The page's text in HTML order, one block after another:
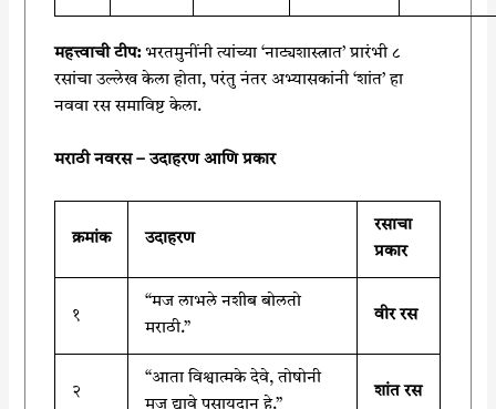
महत्त्वाची टीप:भरतमुनींनी त्यांच्या ‘नाट्यशास्त्रात’ प्रारंभी ८
रसांचा उल्लेख केला होता, परंतु नंतर अभ्यासकांनी ‘शांत’ हा
नववा रस समाविष्ट केला.
मराठी नवरस – उदाहरण आणि प्रकार
क्रमांक उदाहरण
रसाचा
प्रकार
१
“मज लाभले नशीब बोलतो
मराठी.”
वीर रस
२
“आता विश्वात्मके देवे, तोषोनी
मज द्यावे पसायदान हे.”
शांत रस